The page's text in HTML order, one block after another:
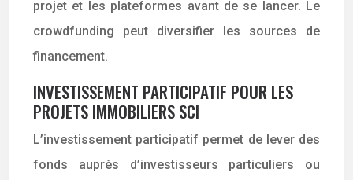
projet et les plateformes avant de se lancer. Le
crowdfunding peut diversifier les sources de
financement.
INVESTISSEMENT PARTICIPATIF POUR LES
PROJETS IMMOBILIERS SCI
L’investissement participatif permet de lever des
fonds auprès d’investisseurs particuliers ou